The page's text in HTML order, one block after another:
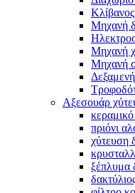
Μηχανή
Μηχανή
Μηχανή
Αξεσουάρ
πριόνι
χύτευση
ξέπλυμα